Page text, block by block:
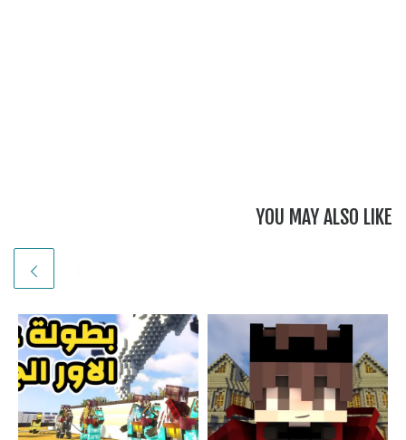
YOU MAY ALSO LIKE